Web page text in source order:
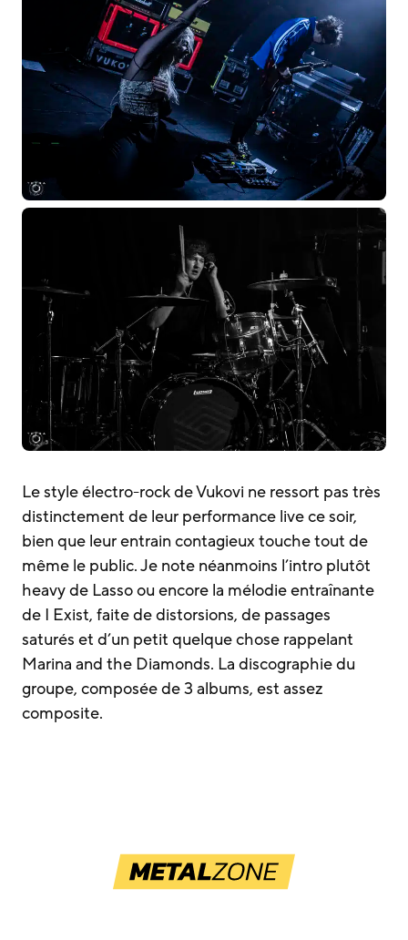
Le style électro-rock de Vukovi ne ressort pas très
distinctement de leur performance live ce soir,
bien que leur entrain contagieux touche tout de
même le public. Je note néanmoins l’intro plutôt
heavy de Lasso ou encore la mélodie entraînante
de I Exist, faite de distorsions, de passages
saturés et d’un petit quelque chose rappelant
Marina and the Diamonds. La discographie du
groupe, composée de 3 albums, est assez
composite.